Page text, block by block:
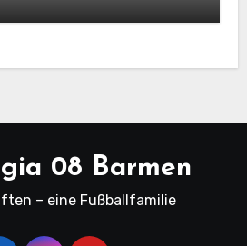
08 Barmen
– eine Fußballfamilie